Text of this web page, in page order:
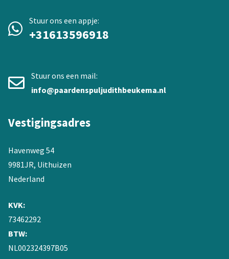
Stuur ons een appje:
+31613596918
Stuur ons een mail:
info@paardenspuljudithbeukema.nl
Vestigingsadres
Havenweg 54
9981JR, Uithuizen
Nederland
KVK:
73462292
BTW:
NL002324397B05